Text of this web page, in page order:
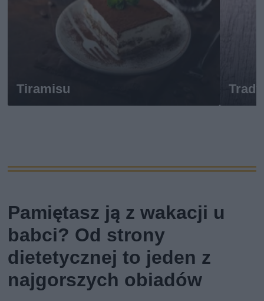
Tiramisu
Pamiętasz ją z wakacji u
babci? Od strony
dietetycznej to jeden z
najgorszych obiadów